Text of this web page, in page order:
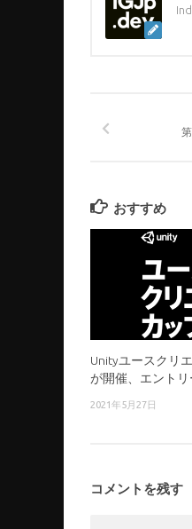
おすすめ
Unityユースクリ
が開催、エント
2021年5月27日
コメントを残す